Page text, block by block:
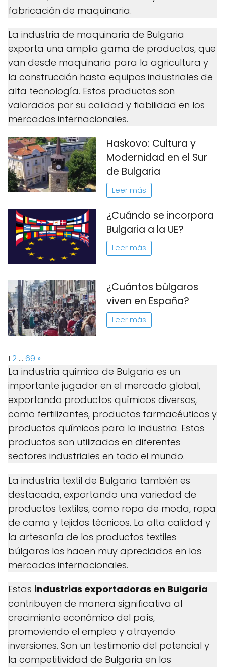
fabricación de maquinaria.
La industria de maquinaria de Bulgaria
exporta una amplia gama de productos, que
van desde maquinaria para la agricultura y
la construcción hasta equipos industriales de
alta tecnología. Estos productos son
valorados por su calidad y fiabilidad en los
mercados internacionales.
Haskovo: Cultura y
Modernidad en el Sur
de Bulgaria
Leer más
¿Cuándo se incorpora
Bulgaria a la UE?
Leer más
¿Cuántos búlgaros
viven en España?
Leer más
Page:
1 2 … 69 Next
»
La industria química de Bulgaria es un
importante jugador en el mercado global,
exportando productos químicos diversos,
como fertilizantes, productos farmacéuticos y
productos químicos para la industria. Estos
productos son utilizados en diferentes
sectores industriales en todo el mundo.
La industria textil de Bulgaria también es
destacada, exportando una variedad de
productos textiles, como ropa de moda, ropa
de cama y tejidos técnicos. La alta calidad y
la artesanía de los productos textiles
búlgaros los hacen muy apreciados en los
mercados internacionales.
Estas industrias exportadoras en Bulgaria
contribuyen de manera significativa al
crecimiento económico del país,
promoviendo el empleo y atrayendo
inversiones. Son un testimonio del potencial y
la competitividad de Bulgaria en los